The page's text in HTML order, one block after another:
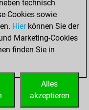
0
technisch
Cookies sowie
Hierkönnen Sie der
Marketing-Cookies
finden Sie in
Alles
akzeptieren